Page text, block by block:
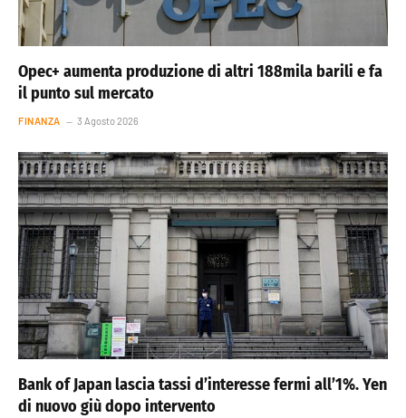
Opec+ aumenta produzione di altri 188mila barili e fa
il punto sul mercato
FINANZA 3 Agosto 2026
Bank of Japan lascia tassi d’interesse fermi all’1%. Yen
di nuovo giù dopo intervento